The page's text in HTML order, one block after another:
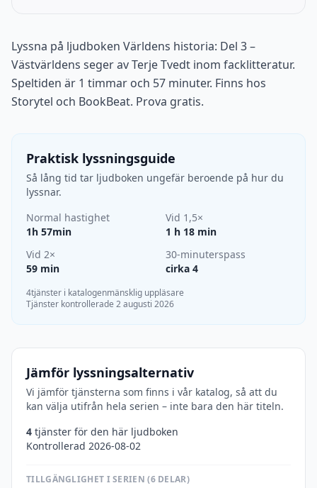
Lyssna på ljudboken Världens historia: Del 3 –
Västvärldens seger av Terje Tvedt inom facklitteratur.
Speltiden är 1 timmar och 57 minuter. Finns hos
Storytel och BookBeat. Prova gratis.
Praktisk lyssningsguide
Så lång tid tar ljudboken ungefär beroende på hur du
lyssnar.
Normal hastighet
1h 57min
Vid 1,5×
1 h 18 min
Vid 2×
59 min
30-minuterspass
cirka 4
4tjänster i katalogenmänsklig uppläsare
Tjänster kontrollerade 2 augusti 2026
Jämför lyssningsalternativ
Vi jämför tjänsterna som finns i vår katalog, så att du
kan välja utifrån hela serien – inte bara den här titeln.
4 tjänster för den här ljudboken
Kontrollerad 2026-08-02
TILLGÄNGLIGHET I SERIEN (6 DELAR)